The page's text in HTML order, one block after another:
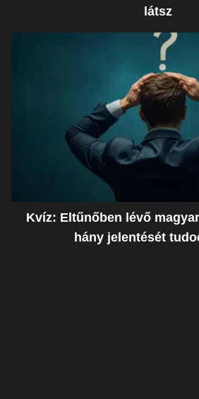
látsz
Kvíz: Eltűnőben lévő
hány jelentését